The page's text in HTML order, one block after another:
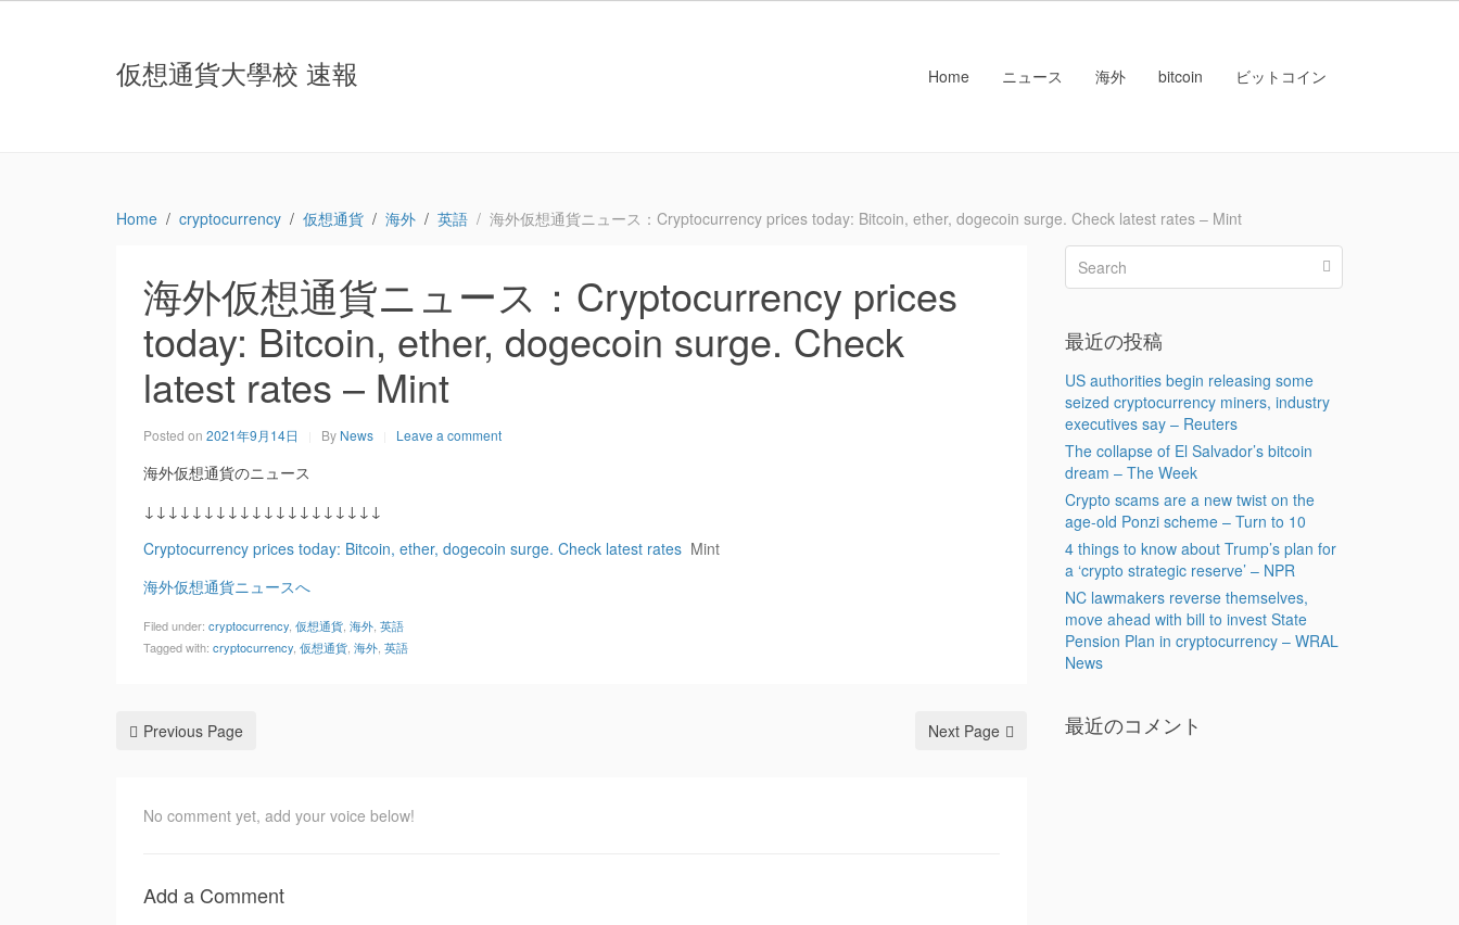
仮想通貨大學校 速報 Home ニュース 海外 bitcoin ビットコイン
Home cryptocurrency 仮想通貨 海外 英語 海外仮想通貨ニュース：Cryptocurrency prices today: Bitcoin, ether, dogecoin surge. Check latest rates – Mint
海外仮想通貨ニュース：Cryptocurrency prices
today: Bitcoin, ether, dogecoin surge. Check
latest rates – Mint
Posted on 2021年9月14日 By News Leave a comment
海外仮想通貨のニュース
↓↓↓↓↓↓↓↓↓↓↓↓↓↓↓↓↓↓↓↓
Cryptocurrency prices today: Bitcoin, ether, dogecoin surge. Check latest rates Mint
海外仮想通貨ニュースへ
Filed under: cryptocurrency 仮想通貨 海外 英語
Tagged with: cryptocurrency 仮想通貨 海外 英語
Previous Page Next Page
No comment yet, add your voice below!
Add a Comment
最近の投稿
US authorities begin releasing some
seized cryptocurrency miners, industry
executives say – Reuters
The collapse of El Salvador’s bitcoin
dream – The Week
Crypto scams are a new twist on the
age-old Ponzi scheme – Turn to 10
4 things to know about Trump’s plan for
a ‘crypto strategic reserve’ – NPR
NC lawmakers reverse themselves,
move ahead with bill to invest State
Pension Plan in cryptocurrency – WRAL
News
最近のコメント